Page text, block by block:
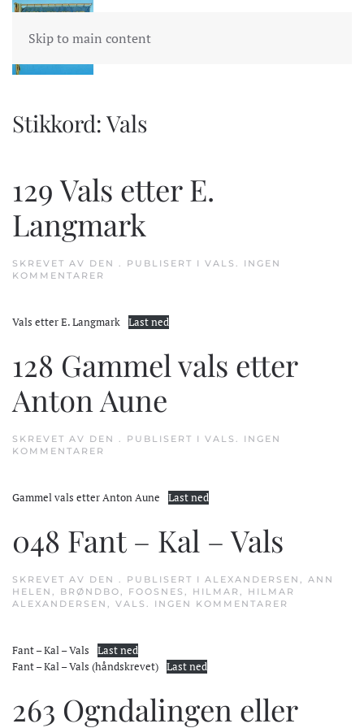
Skip to main content
Stikkord:Vals
129 Vals etter E.
Langmark
SKREVET AV DEN . PUBLISERT I VALS . INGEN
KOMMENTARER
E.
Vals etter E. Langmark Last ned
128 Gammel vals etter
Anton Aune
SKREVET AV DEN . PUBLISERT I VALS . INGEN
KOMMENTARER
ETTER
Gammel vals etter Anton Aune Last ned
048 Fant – Kal – Vals
SKREVET AV DEN . PUBLISERT I ALEXANDERSEN , ANN
HELEN , BRØNDBO, FOOSNES , HILMAR , HILMAR
ALEXANDERSEN , VALS . INGEN KOMMENTARER
Fant – Kal – Vals
Last ned
Fant – Kal – Vals (håndskrevet) Last ned
263 Ogndalingen eller